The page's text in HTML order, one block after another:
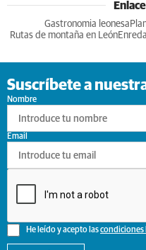
Gastronomia leonesa
Rutas de montaña en León
Suscríbete a
Nombre
He leído y acepto lascondiciones
Email